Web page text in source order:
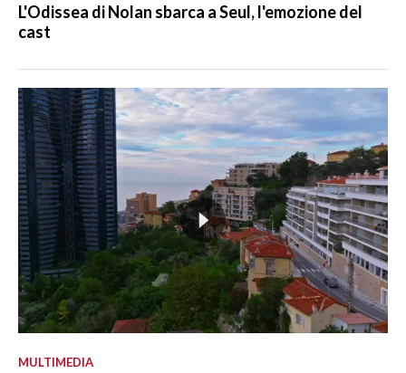
L'Odissea di Nolan sbarca a Seul, l'emozione del
cast
MULTIMEDIA